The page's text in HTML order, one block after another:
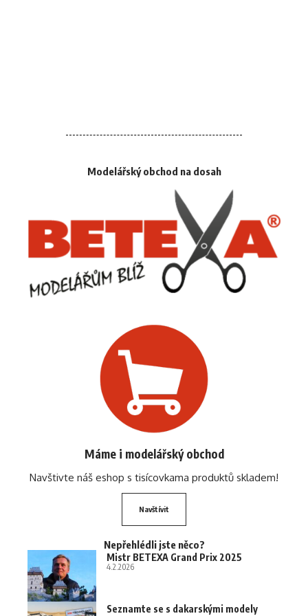
Modelářský obchod na dosah
Máme i modelářský obchod
Navštivte náš eshop s tisícovkama produktů skladem!
Navštívit
Nepřehlédli jste něco?
Mistr BETEXA Grand Prix 2025
4.2.2026
Seznamte se s dakarskými modely